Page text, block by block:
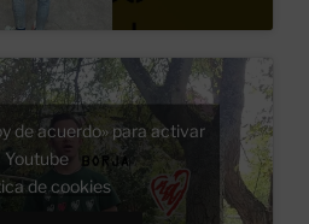
de acuerdo» para activar
Youtube
de cookies